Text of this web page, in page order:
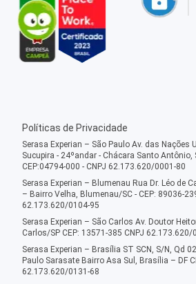
Políticas de Privacidade
Serasa Experian – São Paulo Av. das Nações
Sucupira - 24ºandar - Chácara Santo Antônio,
CEP:04794-000 - CNPJ 62.173.620/0001-80
Serasa Experian – Blumenau Rua Dr. Léo de
– Bairro Velha, Blumenau/SC - CEP: 89036-
62.173.620/0104-95
Serasa Experian – São Carlos Av. Doutor
Carlos/SP CEP: 13571-385 CNPJ 62.173.620/
Serasa Experian – Brasília ST SCN, S/N, Qd
Paulo Sarasate Bairro Asa Sul, Brasília – DF
62.173.620/0131-68